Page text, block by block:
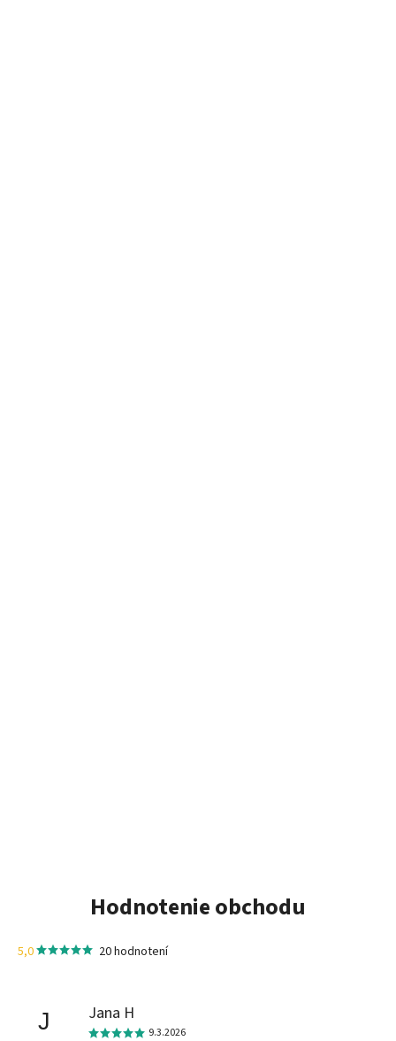
Hodnotenie obchodu
5,0 20 hodnotení
J Jana H
9.3.2026